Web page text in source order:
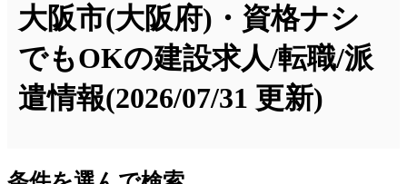
大阪市(大阪府)・資格ナシ
でもOKの建設求人/転職/派
遣情報(2026/07/31 更新)